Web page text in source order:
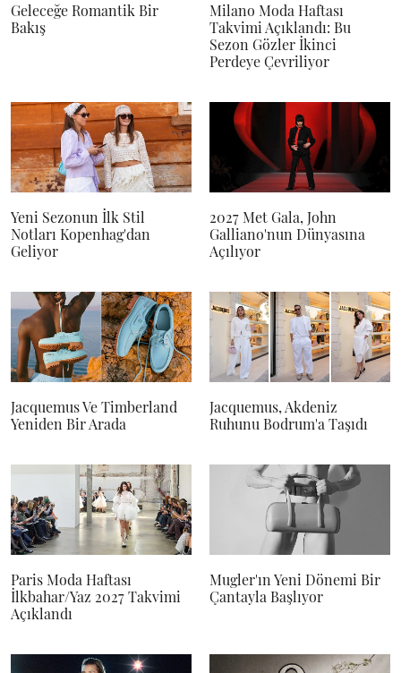
Geleceğe Romantik Bir
Bakış
Milano Moda Haftası
Takvimi Açıklandı: Bu
Sezon Gözler İkinci
Perdeye Çevriliyor
Yeni Sezonun İlk Stil
Notları Kopenhag'dan
Geliyor
2027 Met Gala, John
Galliano'nun Dünyasına
Açılıyor
Jacquemus Ve Timberland
Yeniden Bir Arada
Jacquemus, Akdeniz
Ruhunu Bodrum'a Taşıdı
Paris Moda Haftası
İlkbahar/Yaz 2027 Takvimi
Açıklandı
Mugler'ın Yeni Dönemi Bir
Çantayla Başlıyor